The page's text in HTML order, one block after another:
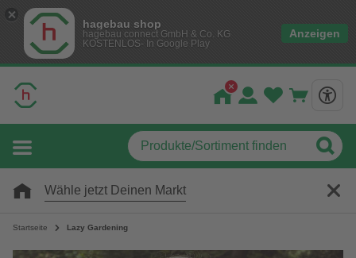
hagebau shop
hagebau connect GmbH & Co. KG
KOSTENLOS- In Google Play
Anzeigen
Wähle jetzt Deinen Markt
Startseite Lazy Gardening